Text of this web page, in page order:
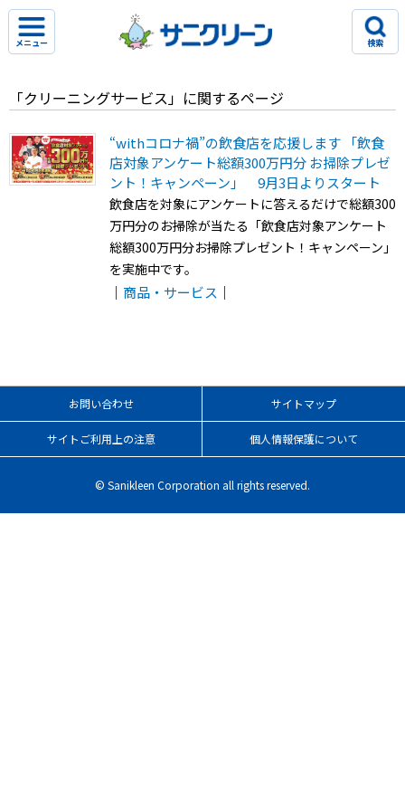
メニュー 検索
「クリーニングサービス」に関するページ
“withコロナ禍”の飲食店を応援します 「飲食
店対象アンケート総額300万円分 お掃除プレゼ
ント！キャンペーン」 9月3日よりスタート
飲食店を対象にアンケートに答えるだけで総額300
万円分のお掃除が当たる「飲食店対象アンケート
総額300万円分お掃除プレゼント！キャンペーン」
を実施中です。
｜ 商品・サービス ｜
お問い合わせ サイトマップ
サイトご利用上の注意 個人情報保護について
© Sanikleen Corporation all rights reserved.